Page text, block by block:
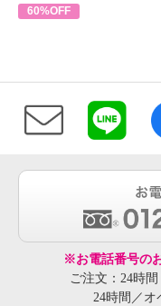
60%OFF
※お電話番号の
ご注文：24時
24時間／オ